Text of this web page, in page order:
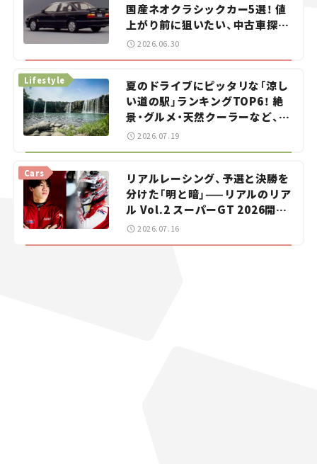
国産ネオクラシックカー5選！ 値
上がり前に狙いたい、中古車探し
をお手伝い――ちょっとイケてるマ
2026.06.30
夏のドライブにピッタリな「涼し
い道の駅」ランキングTOP6！ 絶
景・グルメ・天然クーラーなど、避
暑におすすめのスポットを紹介
Lifestyle
2026.07.19
リアルレーシング、予選と決勝を
分けた「明と暗」——リアルのリア
ル Vol.2 スーパーGT 2026開幕
戦 岡山国際サーキット
Cars
2026.07.16